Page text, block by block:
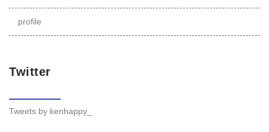
profile
Twitter
Tweets by kenhappy_